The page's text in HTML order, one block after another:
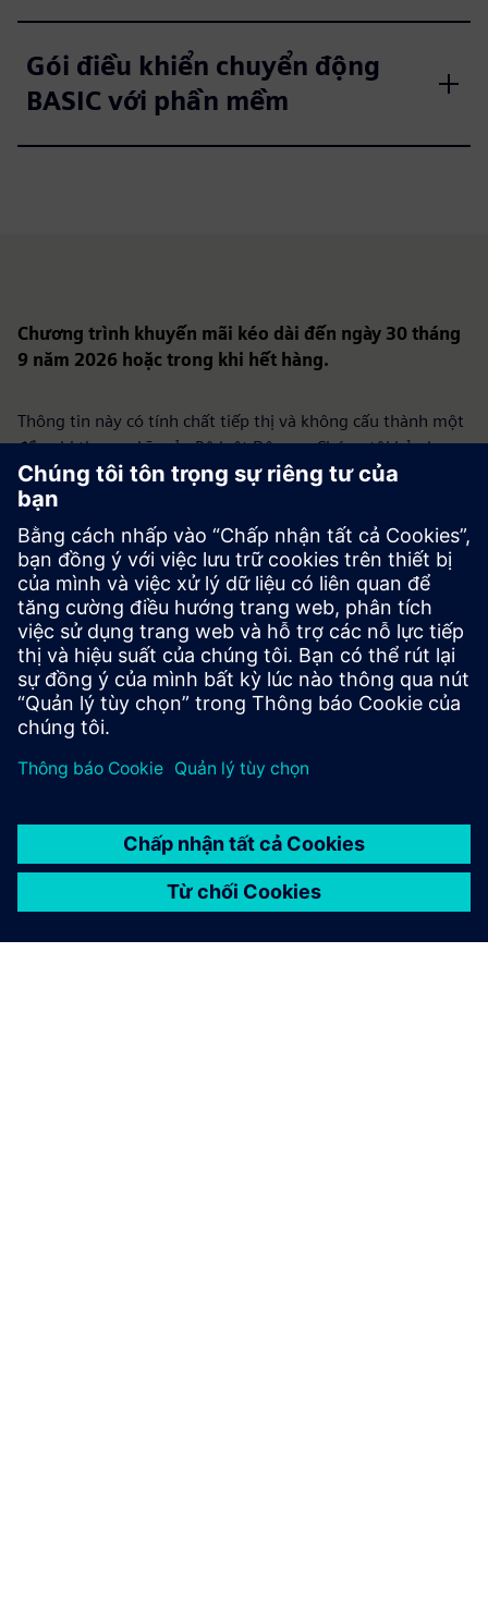
Gói điều khiển chuyển động
BASIC với phần mềm
Chương trình khuyến mãi kéo dài đến ngày 30 tháng
9 năm 2026 hoặc trong khi hết hàng.
Thông tin này có tính chất tiếp thị và không cấu thành một
đề nghị theo nghĩa của Bộ luật Dân sự. Chúng tôi bảo lưu
quyền đưa ra ưu đãi theo chương trình khuyến mãi này chỉ
cho các doanh nghiệp được chọn.
Chương trình khuyến mãi không hướng đến người tiêu
dùng.
Siemens Sp. z o.o., ul. Żupnicza 11, 03-821 Warsaw | ĐT.
+48 22 870 9000 | Tòa án quận Thủ đô Warsaw, Bộ phận
Thương mại thứ 14 của Sổ đăng ký Tòa án Quốc gia, KRS
0000031854, Vốn cổ phần: PLN 96.831.415.00, Mã số
thuế (NIP): 526-03-02-870